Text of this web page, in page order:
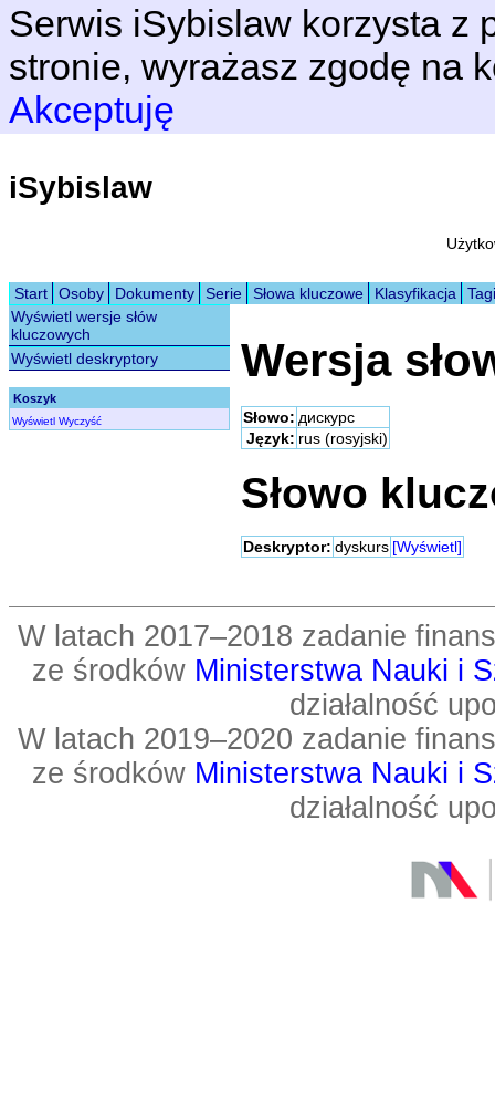
Serwis iSybislaw korzysta z
stronie, wyrażasz zgodę na
Akceptuję
iSybislaw
Start Osoby Dokumenty Serie Słowa kluczowe Klasyfikacja
Tagi
Wyświetl wersje słów
kluczowych
Wyświetl deskryptory
Koszyk
Wyświetl Wyczyść
Wersja
Słowo: дискурс
Język: rus (rosyjski)
Słowo
Deskryptor: dyskurs [Wyświetl]
W latach 2017–2018 zadanie
ze środków Ministerstwa Nauki i
działalność
W latach 2019–2020 zadanie
ze środków Ministerstwa Nauki i
działalność